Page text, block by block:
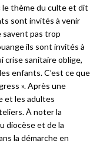
thème du culte et dit
sont invités à venir
savent pas trop
ils sont invités à
crise sanitaire oblige,
enfants. C’est ce que
». Après une
et les adultes
À noter la
diocèse et de la
la démarche en